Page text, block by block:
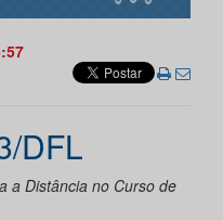
DFL
a Distância no Curso de